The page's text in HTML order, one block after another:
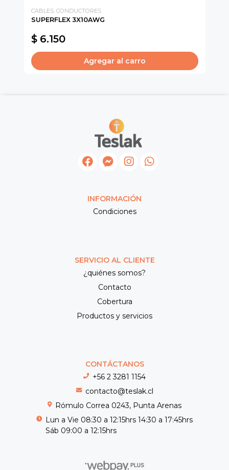
CABLES. CONDUCTORES
SUPERFLEX 3X10AWG
$ 6.150
Agregar al carro
INFORMACIÓN
Condiciones
SERVICIO AL CLIENTE
¿quiénes somos?
Contacto
Cobertura
Productos y servicios
CONTÁCTANOS
+56 2 3281 1154
contacto@teslak.cl
Rómulo Correa 0243, Punta Arenas
Lun a Vie 08:30 a 12:15hrs 14:30 a 17:45hrs
Sáb 09:00 a 12:15hrs